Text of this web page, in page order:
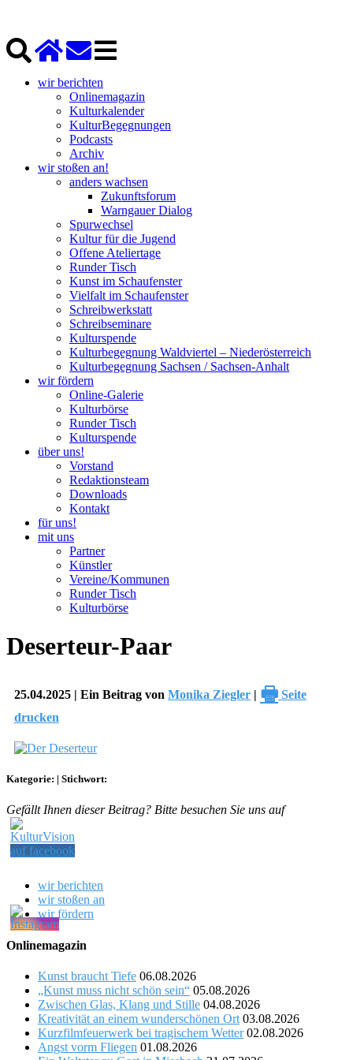
wir berichten
Onlinemagazin
Kulturkalender
KulturBegegnungen
Podcasts
Archiv
wir stoßen an!
anders wachsen
Zukunftsforum
Warngauer Dialog
Spurwechsel
Kultur für die Jugend
Offene Ateliertage
Runder Tisch
Kunst im Schaufenster
Vielfalt im Schaufenster
Schreibwerkstatt
Schreibseminare
Kulturspende
Kulturbegegnung Waldviertel – Niederösterreich
Kulturbegegnung Sachsen / Sachsen-Anhalt
wir fördern
Online-Galerie
Kulturbörse
Runder Tisch
Kulturspende
über uns!
Vorstand
Redaktionsteam
Downloads
Kontakt
für uns!
mit uns
Partner
Künstler
Vereine/Kommunen
Runder Tisch
Kulturbörse
Deserteur-Paar
25.04.2025 | Ein Beitrag von Monika Ziegler | 🖶 Seite
drucken
Kategorie: | Stichwort:
Gefällt Ihnen dieser Beitrag? Bitte besuchen Sie uns auf
wir berichten
wir stoßen an
wir fördern
Onlinemagazin
Kunst braucht Tiefe 06.08.2026
„Kunst muss nicht schön sein“ 05.08.2026
Zwischen Glas, Klang und Stille 04.08.2026
Kreativität an einem wunderschönen Ort 03.08.2026
Kurzfilmfeuerwerk bei tragischem Wetter 02.08.2026
Angst vorm Fliegen 01.08.2026